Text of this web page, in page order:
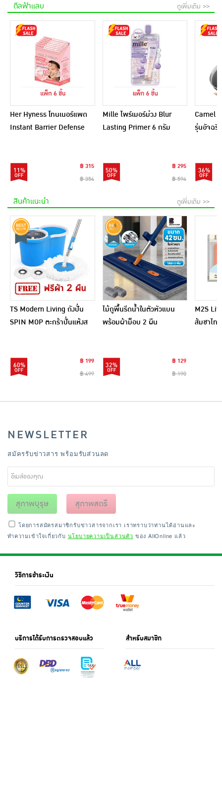
ดีลฟ้าแลบ ดูเพิ่มเติม >>
Her Hyness โทนเนอร์แพด
Instant Barrier Defense
11%
฿ 315
฿ 354
Mille ไพร์เมอร์ม่วง Blur
Lasting Primer 6 กรัม
50%
฿ 295
฿ 594
Camel
รุ่นอัจฉริ
36%
สินค้าแนะนำ ดูเพิ่มเติม >>
TS Modern Living ถังปั่น
SPIN MOP ตะกร้าปั่นแห้งส
60%
฿ 199
฿ 499
ไม้ถูพื้นรีดน้ำในตัวหัวแบน
พร้อมผ้าม็อบ 2 ผืน
32%
฿ 129
฿ 190
M2S
ส้มชาไท
NEWSLETTER
สมัครรับข่าวสาร พร้อมรับส่วนลด
สุภาพบุรุษ สุภาพสตรี
โดยการสมัครสมาชิกรับข่าวสารจากเรา เราทราบว่าท่านได้อ่านและ
ทำความเข้าใจเกี่ยวกับ นโยบายความเป็นส่วนตัว ของ AllOnline แล้ว
วิธีการชำระเงิน
บริการได้รับการตรวจสอบแล้ว สำหรับสมาชิก